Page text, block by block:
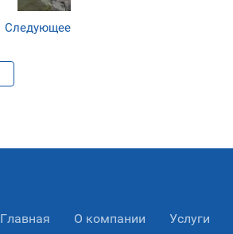
Следующее
Главная О компании Услуги